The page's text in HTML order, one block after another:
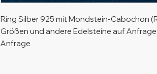
Ring Silber 925 mit Mondstein-Cabochon
Größen und andere Edelsteine auf
Anfrage